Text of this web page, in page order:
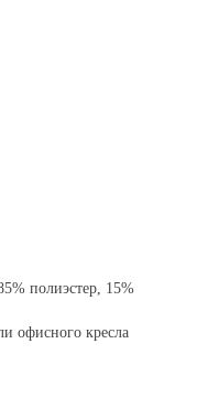
полиэстер, 15%
офисного кресла